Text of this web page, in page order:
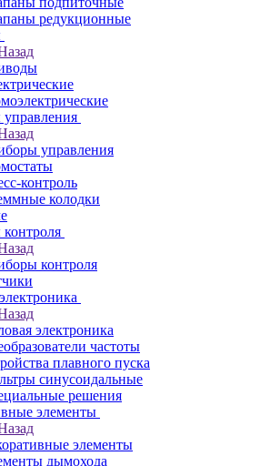
редукционные
управления
контроль
колодки
контроля
электроника
частоты
плавного пуска
синусоидальные
решения
элементы
элементы
дымохода